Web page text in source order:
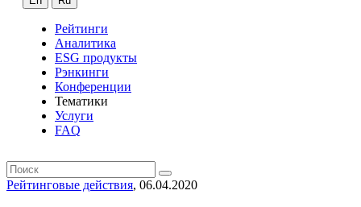
Рейтинги
Аналитика
ESG продукты
Рэнкинги
Конференции
Тематики
Услуги
FAQ
Рейтинговые действия, 06.04.2020